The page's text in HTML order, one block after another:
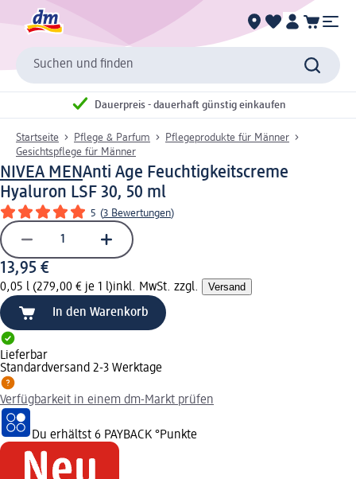
Suchen und finden
Dauerpreis - dauerhaft günstig einkaufen
Startseite Pflege & Parfum
Pflegeprodukte für Männer
Gesichtspflege für Männer
NIVEA MENAnti Age Feuchtigkeitscreme
Hyaluron LSF 30, 50 ml
5 (3 Bewertungen)
13,95 €
0,05 l (279,00 € je 1 l)inkl. MwSt. zzgl. Versand
In den Warenkorb
Lieferbar
Standardversand 2-3 Werktage
Verfügbarkeit in einem dm-Markt prüfen
Du erhältst 6 PAYBACK °Punkte